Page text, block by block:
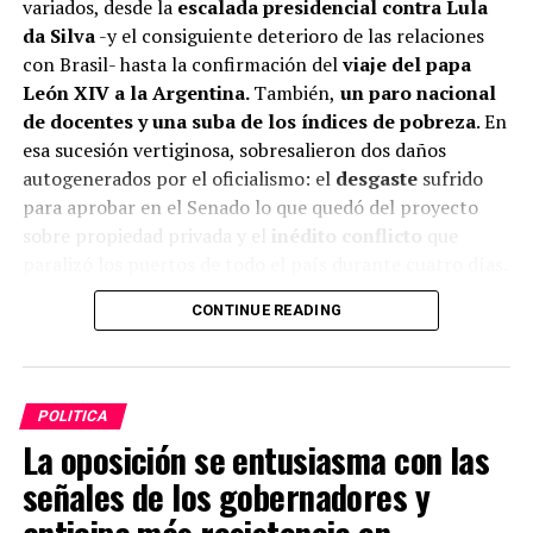
variados, desde la escalada presidencial contra Lula
da Silva-y el consiguiente deterioro de las relaciones
con Brasil- hasta la confirmación delviaje del papa
León XIV a la Argentina.También, un paro nacional
de docentes y una suba de los índices de pobreza. En
esa sucesión vertiginosa, sobresalieron dos daños
autogenerados por el oficialismo: el desgaste sufrido
para aprobar en el Senado lo que quedó del proyecto
sobre propiedad privada y el inédito conflicto
Fue, otra vez, una mezcla de mala praxis y cerrazón
ideológica. Puro microclima del poder
La racha de costos que se provoca a sí mismo el
oficialismoregistra también las internas, densas
Algunas son renovadas aunque por ahora contendidas,
entre los bandos de Karina Milei y Santiago Caputo
Y añaden, según el tema, tensiones conPatricia
Bullrichy últimamente, malestar conFederico
CONTINUE READING
POLITICA
La oposición se entusiasma con las
señales de los gobernadores y